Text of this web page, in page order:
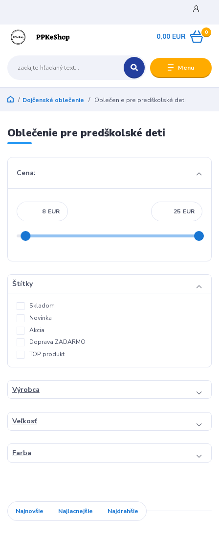
Menu
0
0,00 EUR
Dojčenské oblečenie Oblečenie pre predškolské deti
Oblečenie pre predškolské deti
Cena:
EUR EUR
Štítky
Skladom
Novinka
Akcia
Doprava ZADARMO
TOP produkt
Výrobca
Veľkosť
Farba
Najnovšie Najlacnejšie Najdrahšie